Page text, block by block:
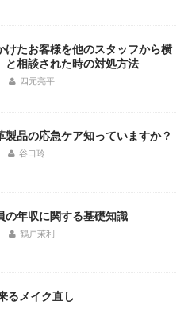
けたお客様を他のスタッフから横
と相談された時の対処方法
四元亮平
製品の応急ケア知っていますか？
谷口玲
の年収に関する基礎知識
鶴戸茉利
るメイク直し